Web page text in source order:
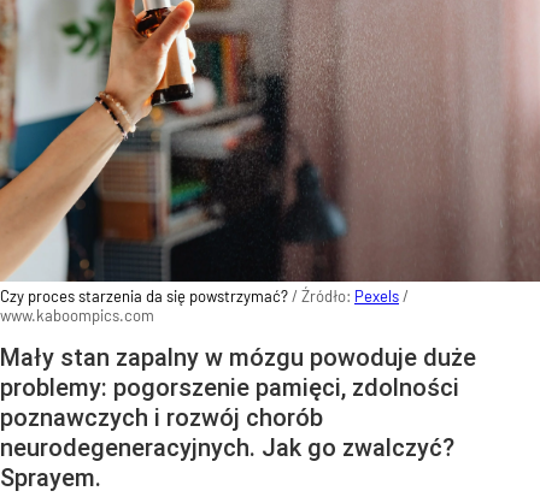
Czy proces starzenia da się powstrzymać?/ Źródło: Pexels/
www.kaboompics.com
Mały stan zapalny w mózgu powoduje duże
problemy: pogorszenie pamięci, zdolności
poznawczych i rozwój chorób
neurodegeneracyjnych. Jak go zwalczyć?
Sprayem.